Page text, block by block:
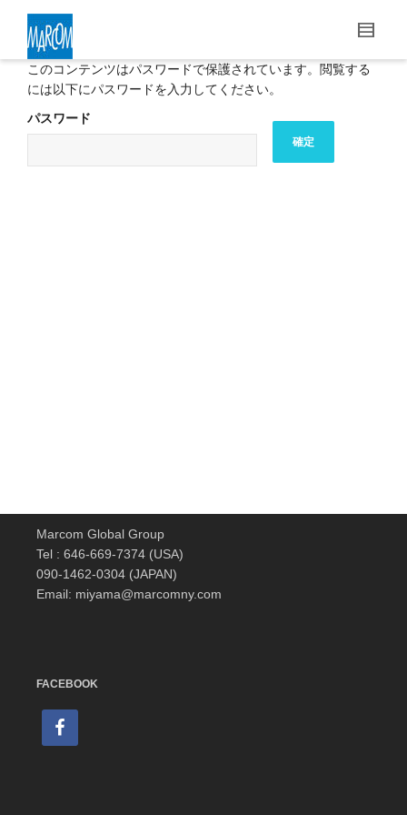
このコンテンツはパスワードで保護されています。閲覧する
には以下にパスワードを入力してください。
パスワード
Marcom Global Group
Tel : 646-669-7374 (USA)
090-1462-0304 (JAPAN)
Email: miyama@marcomny.com
FACEBOOK